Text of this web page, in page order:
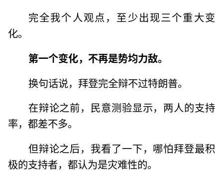
完全我个人观点，至少出现三个重大变
化。
第一个变化，不再是势均力敌。
换句话说，拜登完全辩不过特朗普。
在辩论之前，民意测验显示，两人的支持
率，都差不多。
但辩论之后，我看了一下，哪怕拜登最积
极的支持者，都认为是灾难性的。